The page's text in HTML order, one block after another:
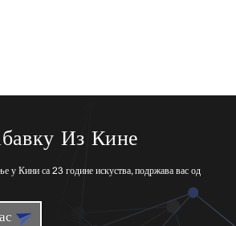
Из Кине
у Кини са 23 године искуства, подржава вас од